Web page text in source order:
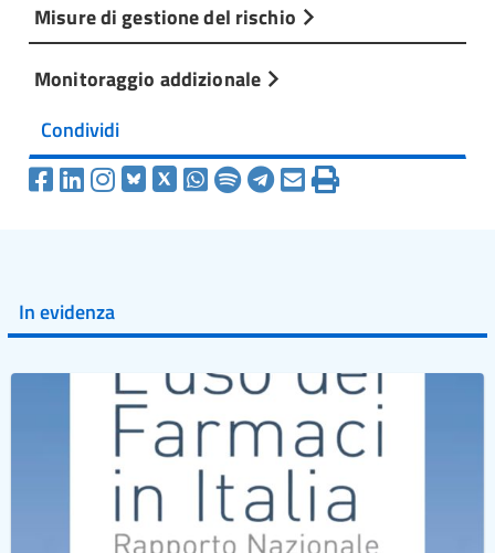
Misure di gestione del rischio
Monitoraggio addizionale
Condividi
In evidenza